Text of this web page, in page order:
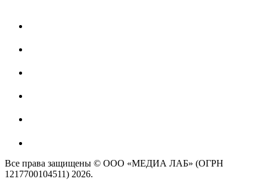
Все права защищены © ООО «МЕДИА ЛАБ» (ОГРН
1217700104511) 2026.